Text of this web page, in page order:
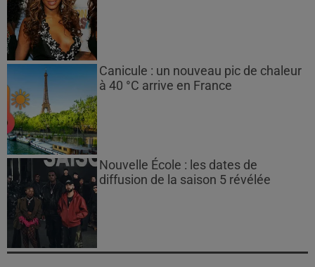
Canicule : un nouveau pic de chaleur
à 40 °C arrive en France
Nouvelle École : les dates de
diffusion de la saison 5 révélée